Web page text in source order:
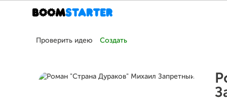
Проверить идею Создать